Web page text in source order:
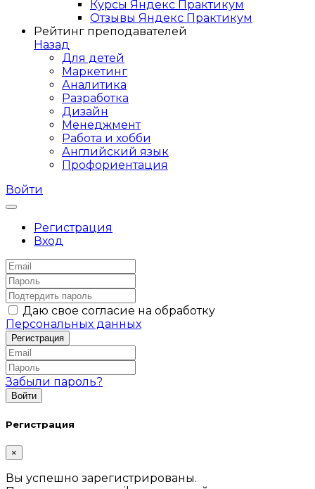
Курсы Яндекс Практикум
Отзывы Яндекс Практикум
Рейтинг преподавателей
Назад
Для детей
Маркетинг
Аналитика
Разработка
Дизайн
Менеджмент
Работа и хобби
Английский язык
Профориентация
Войти
Регистрация
Вход
Даю свое согласие на обработку
Персональных данных
Забыли пароль?
Регистрация
×
Вы успешно зарегистрированы.